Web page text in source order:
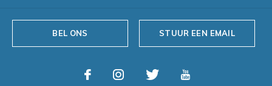
BEL ONS STUUR EEN EMAIL